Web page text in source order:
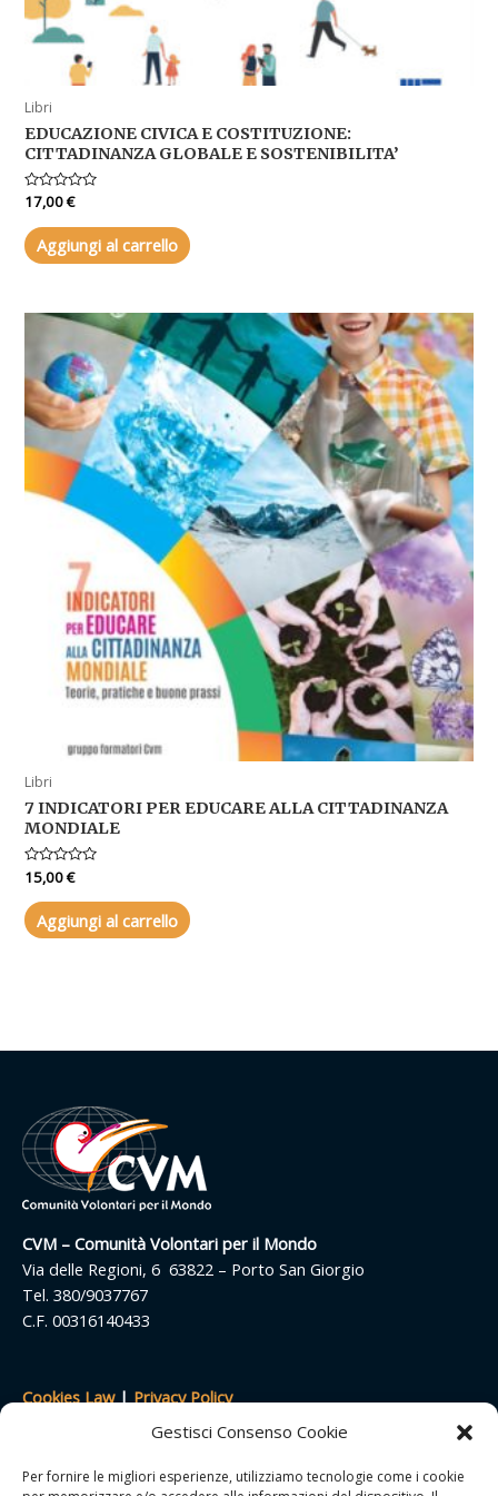
Gestisci Consenso Cookie
Per fornire le migliori esperienze, utilizziamo tecnologie come i cookie
Libri
EDUCAZIONE CIVICA E COSTITUZIONE:
CITTADINANZA GLOBALE E SOSTENIBILITA’
Valutato
su
5
17,00€
Aggiungi al carrello
Libri
7 INDICATORI PER EDUCARE ALLA CITTADINANZA
MONDIALE
Valutato
0
su
5
15,00€
Aggiungi al carrello
CVM – Comunità Volontari per il Mondo
Via delle Regioni, 6 63822 – Porto San Giorgio
Tel. 380/9037767
C.F. 00316140433
Cookies Law| Privacy Policy
Termini e condizioni
Spese di spedizione